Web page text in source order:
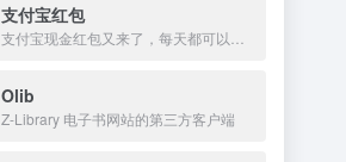
支付宝红包
Olib
Z-Library 电子书网站的第三方客户端